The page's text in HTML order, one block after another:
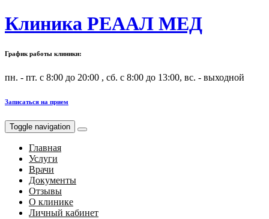
Клиника РЕААЛ МЕД
График работы клиники:
пн. - пт. с 8:00 до 20:00 , сб. с 8:00 до 13:00, вс. - выходной
Записаться на прием
Toggle navigation
Главная
Услуги
Врачи
Документы
Отзывы
О клинике
Личный кабинет